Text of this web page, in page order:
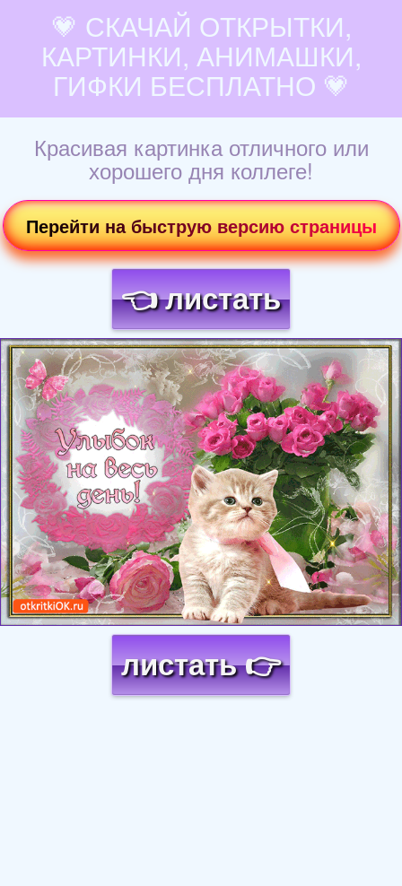
💗 СКАЧАЙ ОТКРЫТКИ,
КАРТИНКИ, АНИМАШКИ,
ГИФКИ БЕСПЛАТНО 💗
Красивая картинка отличного или
хорошего дня коллеге!
Перейти на быструю версию страницы
👈 листать
Загрузка картинки...
листать 👉